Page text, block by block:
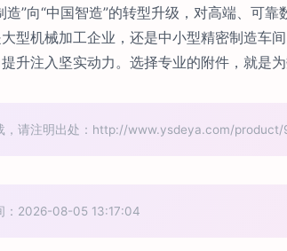
造”向“中国智造”的转型升级，对高端、可
型机械加工企业，还是中小型精密制造车
升注入坚实动力。选择专业的附件，就是
，请注明出处：http://www.ysdeya.com/product/
：2026-08-05 13:17:04